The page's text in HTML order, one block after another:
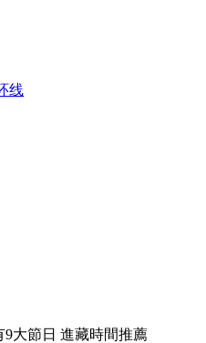
线
9大節日 進藏時間推薦